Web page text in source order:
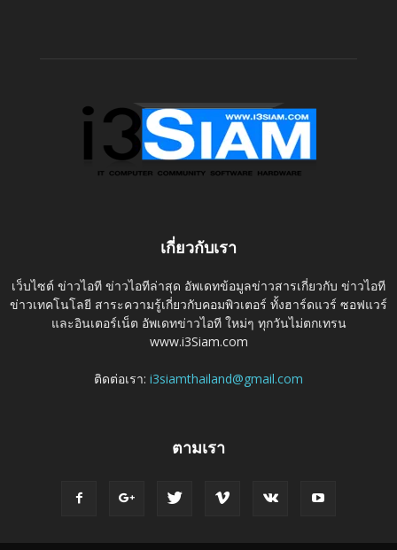
เกี่ยวกับเรา
เว็บไซต์ ข่าวไอที ข่าวไอทีล่าสุด อัพเดทข้อมูลข่าวสารเกี่ยวกับ ข่าวไอที
ข่าวเทคโนโลยี สาระความรู้เกี่ยวกับคอมพิวเตอร์ ทั้งฮาร์ดแวร์ ซอฟแวร์
และอินเตอร์เน็ต อัพเดทข่าวไอที ใหม่ๆ ทุกวันไม่ตกเทรน
www.i3Siam.com
ติดต่อเรา: i3siamthailand@gmail.com
ตามเรา